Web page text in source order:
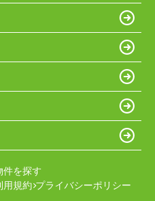
件を探す
用規約 プライバシーポリシー